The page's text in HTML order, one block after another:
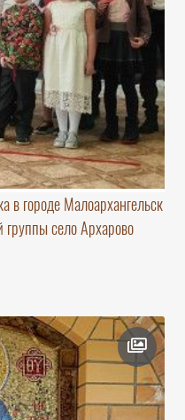
в городе Малоархангельск
село Архарово